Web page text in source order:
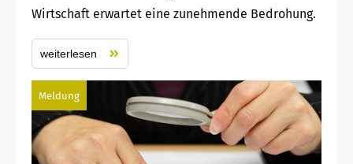
Wirtschaft erwartet eine zunehmende Bedrohung.
weiterlesen
Meldung